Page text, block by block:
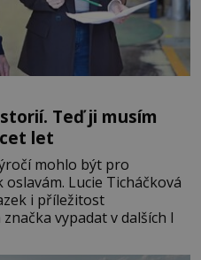
Teď ji musím
let
mohlo být pro
Lucie Ticháčková
i příležitost
vypadat v dalších l